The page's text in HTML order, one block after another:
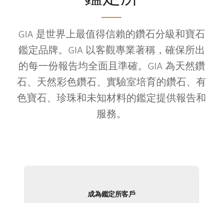
GIA 是世界上最值得信賴的鑽石分級和寶石
鑑定品牌。GIA 以客觀專業著稱，確保所出
的每一份報告均全面且準確。GIA 為天然鑽
石、天然彩色鑽石、實驗室培育的鑽石、有
色寶石、珍珠和未知材料的鑑定提供報告和
服務。
成為鑑定所客戶